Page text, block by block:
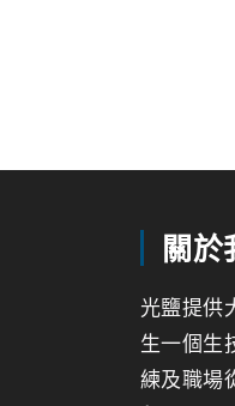
關於
光鹽提供
生一個生
練及職場